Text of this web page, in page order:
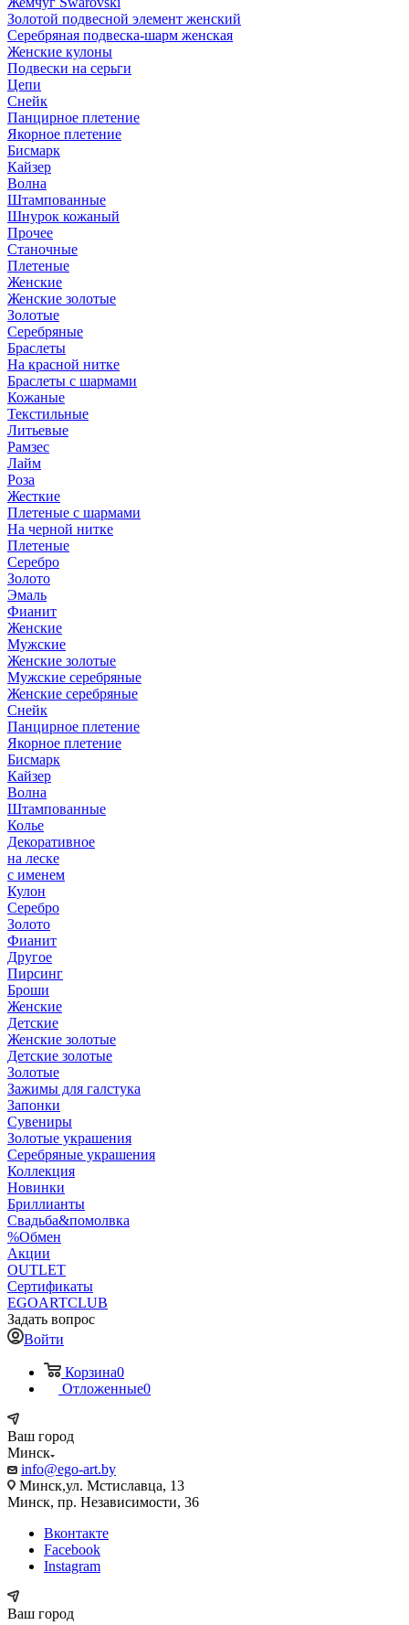
Золотой подвесной элемент женcкий
Серебряная подвеска-шарм женская
Женские кулоны
Подвески на серьги
Цепи
Снейк
Панцирное плетение
Якорное плетение
Бисмарк
Кайзер
Волна
Штампованные
Шнурок кожаный
Прочее
Станочные
Плетеные
Женские
Женские золотые
Золотые
Серебряные
Браслеты
На красной нитке
Браслеты с шармами
Кожаные
Текстильные
Литьевые
Рамзес
Лайм
Роза
Жесткие
Плетеные с шармами
На черной нитке
Плетеные
Серебро
Золото
Эмаль
Фианит
Женские
Мужские
Женские золотые
Мужские серебряные
Женские серебряные
Снейк
Панцирное плетение
Якорное плетение
Бисмарк
Кайзер
Волна
Штампованные
Колье
Декоративное
на леске
с именем
Кулон
Серебро
Золото
Фианит
Другое
Пирсинг
Броши
Женские
Детские
Женские золотые
Детские золотые
Золотые
Зажимы для галстука
Запонки
Сувениры
Золотые украшения
Серебряные украшения
Коллекция
Новинки
Бриллианты
Свадьба&помолвка
%Обмен
Акции
OUTLET
Сертификаты
EGOARTCLUB
Задать вопрос
Войти
Корзина0
Отложенные0
Ваш город
Минск
info@ego-art.by
Минск,ул. Мстиславца, 13
Минск, пр. Независимости, 36
Вконтакте
Facebook
Instagram
Ваш город